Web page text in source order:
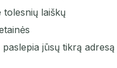
laiškų
paslepia jūsų tikrą adresą